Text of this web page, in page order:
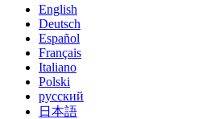
English
Deutsch
Español
Français
Italiano
Polski
русский
日本語